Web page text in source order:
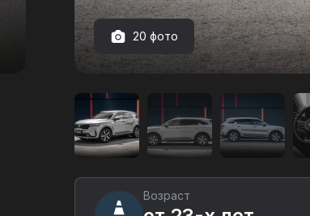
автомобиля
Kia
Sorento
4WD
в
Екатеринбурге
20 фото
Возраст